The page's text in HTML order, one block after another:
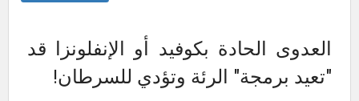
العدوى الحادة بكوفيد أو الإنفلونزا قد
"تعيد برمجة" الرئة وتؤدي للسرطان!